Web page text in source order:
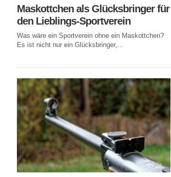
Maskottchen als Glücksbringer für
den Lieblings-Sportverein
Was wäre ein Sportverein ohne ein Maskottchen?
Es ist nicht nur ein Glücksbringer,...